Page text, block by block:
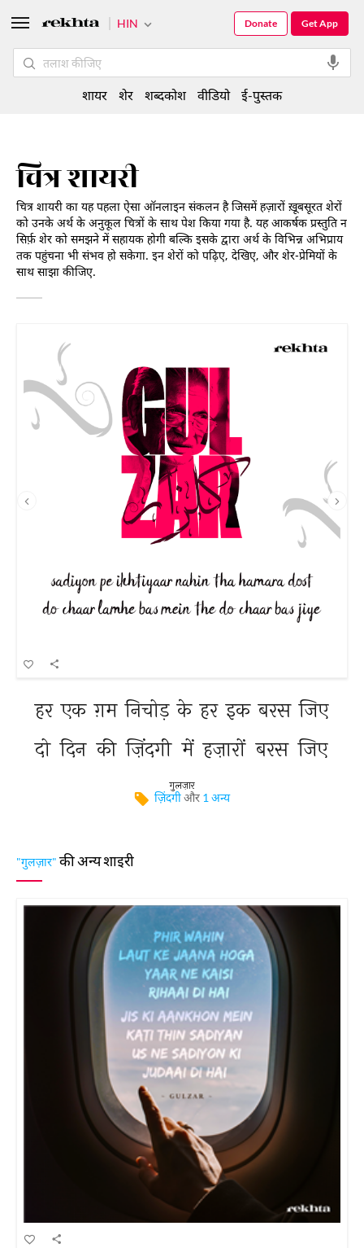
चित्र शायरी
चित्र शायरी का यह पहला ऐसा ऑनलाइन संकलन है जिसमें हज़ारों ख़ूबसूरत शेरों
को उनके अर्थ के अनुकूल चित्रों के साथ पेश किया गया है. यह आकर्षक प्रस्तुति न
सिर्फ़ शेर को समझने में सहायक होगी बल्कि इसके द्वारा अर्थ के विभिन्न अभिप्राय
तक पहुंचना भी संभव हो सकेगा. इन शेरों को पढ़िए, देखिए, और शेर-प्रेमियों के
साथ साझा कीजिए.
हर एक ग़म निचोड़ के हर इक बरस जिए
दो दिन की ज़िंदगी में हज़ारों बरस जिए
गुलज़ार
ज़िंदगी और 1 अन्य
"गुलज़ार" की अन्य शाइरी
HIN Get App
Donate
शायर शेर शब्दकोश वीडियो ई-पुस्तक